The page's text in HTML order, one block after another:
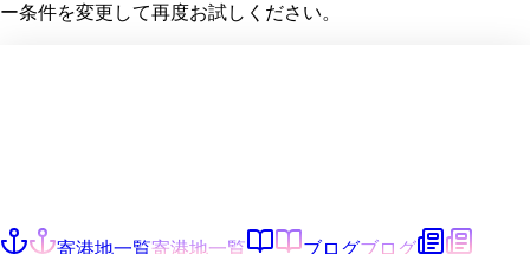
ー条件を変更して再度お試しください。
寄港地一覧寄港地一覧 ブログブログ